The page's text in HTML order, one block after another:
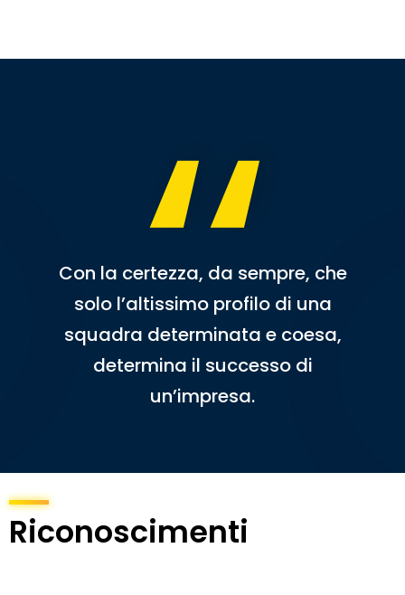
,,
Con la certezza, da sempre, che
solo l’altissimo profilo di una
squadra determinata e coesa,
determina il successo di
un’impresa.
Riconoscimenti